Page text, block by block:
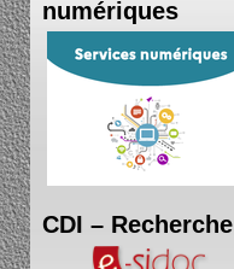
numériques
CDI – Recherche